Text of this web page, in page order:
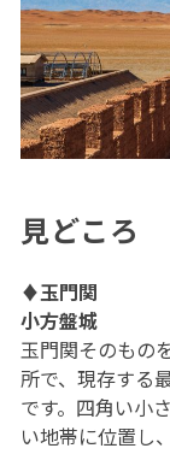
見どころ
♦玉門関
小方盤城
玉門関そのもの
所で、現存する
です。四角い小
い地帯に位置し